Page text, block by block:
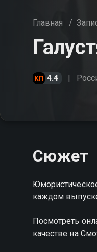
Главная /
4.4
Сюжет
каждом
Посмотреть
качестве на